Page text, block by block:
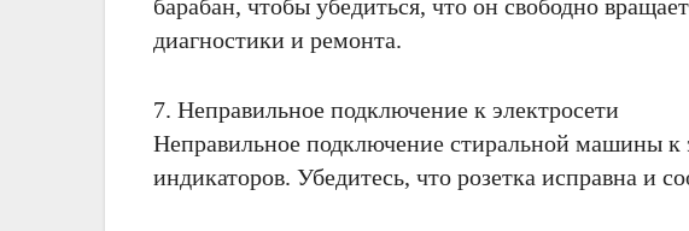
барабан, чтобы убедиться, что он свободно
диагностики и ремонта.
7. Неправильное подключение к электросети
Неправильное подключение стиральной машины
индикаторов. Убедитесь, что розетка исправна и